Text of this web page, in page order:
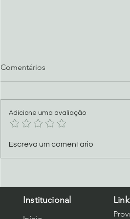
COMO LIDAR COM O
Comentários
Adicione uma avaliação
Escreva um comentário
Institucional